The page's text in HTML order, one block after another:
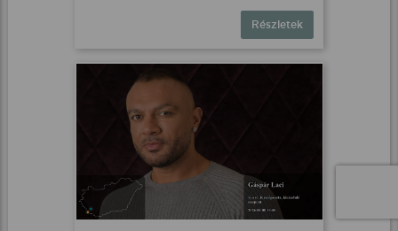
Részletek